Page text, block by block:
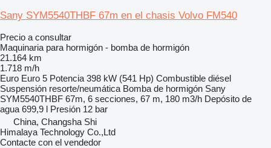
Sany SYM5540THBF 67m en el chasis Volvo FM540
Precio a consultar
Maquinaria para hormigón - bomba de hormigón
21.164 km
1.718 m/h
Euro Euro 5 Potencia 398 kW (541 Hp) Combustible diésel
Suspensión resorte/neumática Bomba de hormigón Sany
SYM5540THBF 67m, 6 secciones, 67 m, 180 m3/h Depósito de
agua 699,9 l Presión 12 bar
China, Changsha Shi
Himalaya Technology Co.,Ltd
Contacte con el vendedor